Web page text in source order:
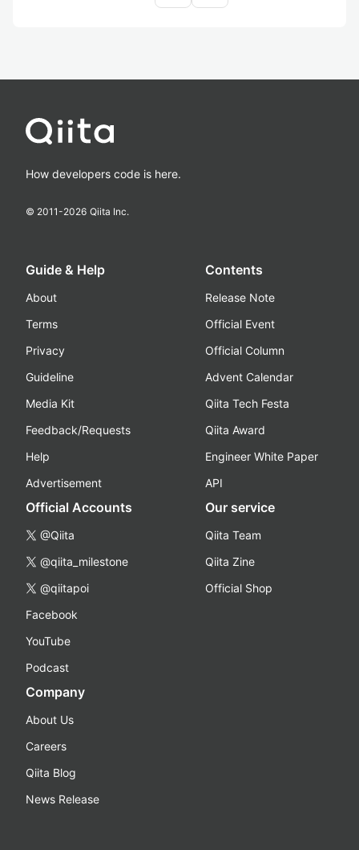
How developers code is here.
© 2011-2026 Qiita Inc.
Guide & Help
About
Terms
Privacy
Guideline
Media Kit
Feedback/Requests
Help
Advertisement
Contents
Release Note
Official Event
Official Column
Advent Calendar
Qiita Tech Festa
Qiita Award
Engineer White Paper
API
Official Accounts
@Qiita
@qiita_milestone
@qiitapoi
Facebook
YouTube
Podcast
Our service
Qiita Team
Qiita Zine
Official Shop
Company
About Us
Careers
Qiita Blog
News Release